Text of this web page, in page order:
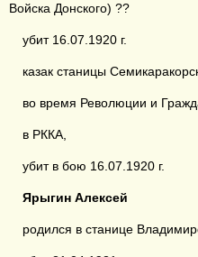
Войска Донского) ??
убит 16.07.1920 г.
казак станицы
во время Революции и
в РККА,
убит в бою 16.07.1920 г.
Ярыгин Алексей
родился в станице